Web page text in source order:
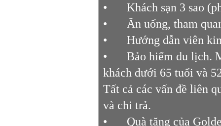
•
Khách sạn 3 sao
•
Ăn uống, tham
•
Hướng dẫn viên
•
Bảo hiểm du lịch.
khách dưới 65 tuổi và
Tất cả các vấn đề liên
và chi trả.
•
Quà tặng của